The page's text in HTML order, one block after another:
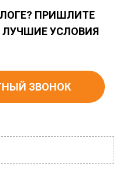
ПРИШЛИТЕ
УСЛОВИЯ
ЗВОНОК